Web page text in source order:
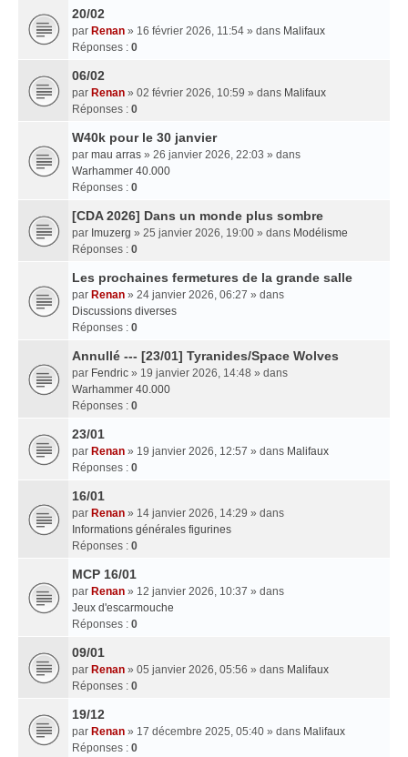
20/02
par Renan » 16 février 2026, 11:54 » dans Malifaux
Réponses : 0
06/02
par Renan » 02 février 2026, 10:59 » dans Malifaux
Réponses : 0
W40k pour le 30 janvier
par mau arras » 26 janvier 2026, 22:03 » dans
Warhammer 40.000
Réponses : 0
[CDA 2026] Dans un monde plus sombre
par Imuzerg » 25 janvier 2026, 19:00 » dans Modélisme
Réponses : 0
Les prochaines fermetures de la grande salle
par Renan » 24 janvier 2026, 06:27 » dans
Discussions diverses
Réponses : 0
Annullé --- [23/01] Tyranides/Space Wolves
par Fendric » 19 janvier 2026, 14:48 » dans
Warhammer 40.000
Réponses : 0
23/01
par Renan » 19 janvier 2026, 12:57 » dans Malifaux
Réponses : 0
16/01
par Renan » 14 janvier 2026, 14:29 » dans
Informations générales figurines
Réponses : 0
MCP 16/01
par Renan » 12 janvier 2026, 10:37 » dans
Jeux d'escarmouche
Réponses : 0
09/01
par Renan » 05 janvier 2026, 05:56 » dans Malifaux
Réponses : 0
19/12
par Renan » 17 décembre 2025, 05:40 » dans Malifaux
Réponses : 0